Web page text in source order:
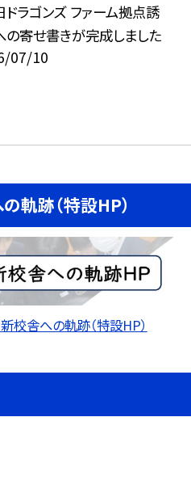
ドラゴンズ ファーム拠点誘
の寄せ書きが完成しました
07/10
軌跡（特設HP）
校舎への軌跡（特設HP）